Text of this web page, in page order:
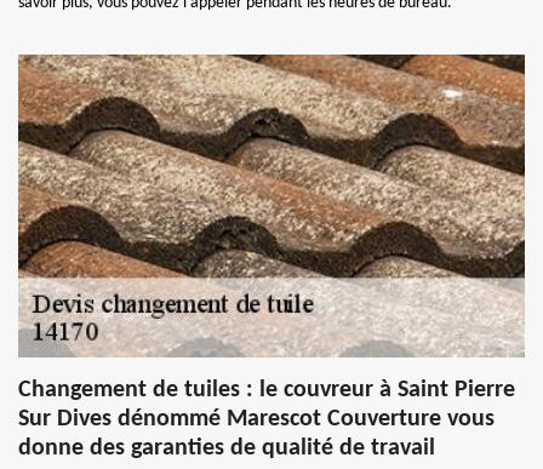
Changement de tuiles : le couvreur à Saint Pierre
Sur Dives dénommé Marescot Couverture vous
donne des garanties de qualité de travail